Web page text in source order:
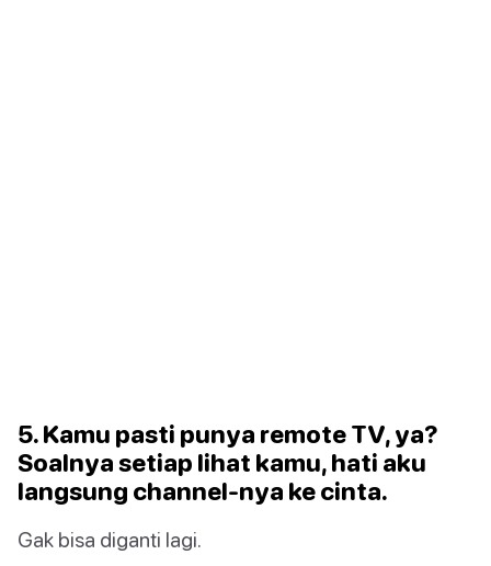
5. Kamu pasti punya remote TV, ya?
Soalnya setiap lihat kamu, hati aku
langsung channel-nya ke cinta.
Gak bisa diganti lagi.